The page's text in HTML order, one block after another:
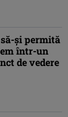
şi permită
într-un
de vedere